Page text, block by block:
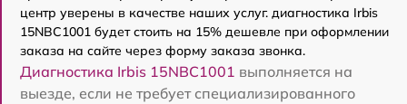
центр уверены в качестве наших услуг. диагностика Irbis
15NBC1001 будет стоить на 15% дешевле при оформлении
заказа на сайте через форму заказа звонка.
Диагностика Irbis 15NBC1001 выполняется на
выезде, если не требует специализированного